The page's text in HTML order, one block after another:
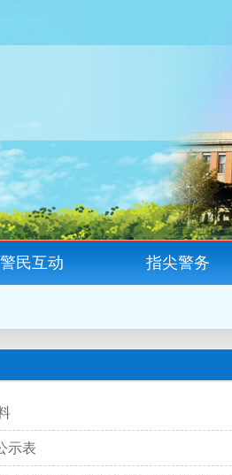
警民互动 指尖警务
示表